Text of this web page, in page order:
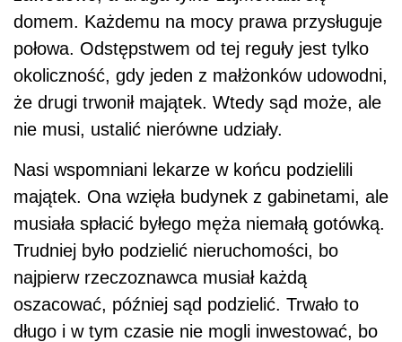
domem. Każdemu na mocy prawa przysługuje
połowa. Odstępstwem od tej reguły jest tylko
okoliczność, gdy jeden z małżonków udowodni,
że drugi trwonił majątek. Wtedy sąd może, ale
nie musi, ustalić nierówne udziały.
Nasi wspomniani lekarze w końcu podzielili
majątek. Ona wzięła budynek z gabinetami, ale
musiała spłacić byłego męża niemałą gotówką.
Trudniej było podzielić nieruchomości, bo
najpierw rzeczoznawca musiał każdą
oszacować, później sąd podzielić. Trwało to
długo i w tym czasie nie mogli inwestować, bo